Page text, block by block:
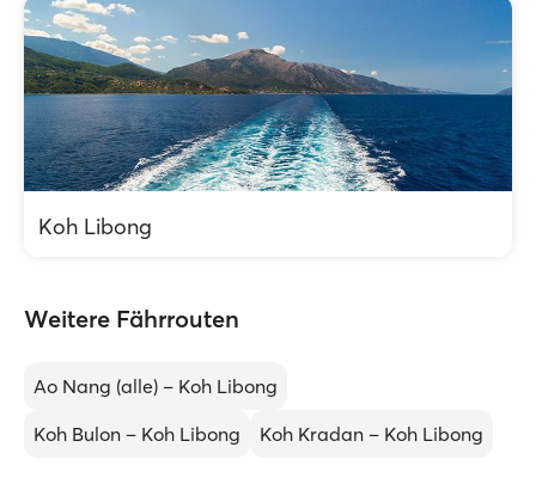
Koh Libong
Weitere Fährrouten
Ao Nang (alle) – Koh Libong
Koh Bulon – Koh Libong
Koh Kradan – Koh Libong